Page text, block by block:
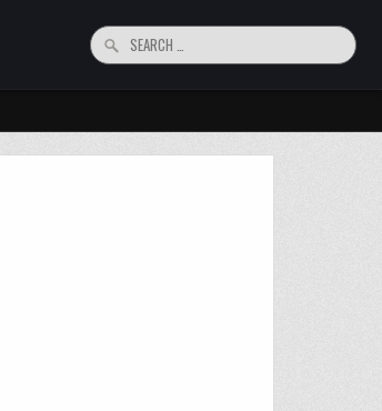
Search for: